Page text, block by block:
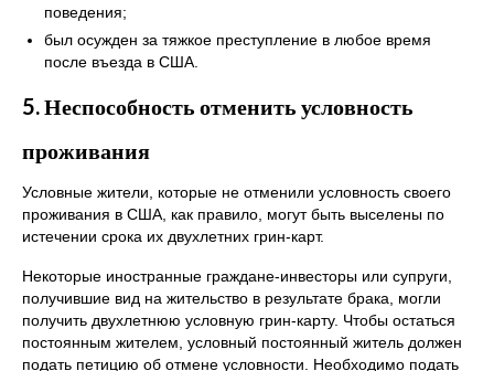
поведения;
был осужден за тяжкое преступление в любое время
после въезда в США.
5. Неспособность отменить условность
проживания
Условные жители, которые не отменили условность своего
проживания в США, как правило, могут быть выселены по
истечении срока их двухлетних грин-карт.
Некоторые иностранные граждане-инвесторы или супруги,
получившие вид на жительство в результате брака, могли
получить двухлетнюю условную грин-карту. Чтобы остаться
постоянным жителем, условный постоянный житель должен
подать петицию об отмене условности. Необходимо подать